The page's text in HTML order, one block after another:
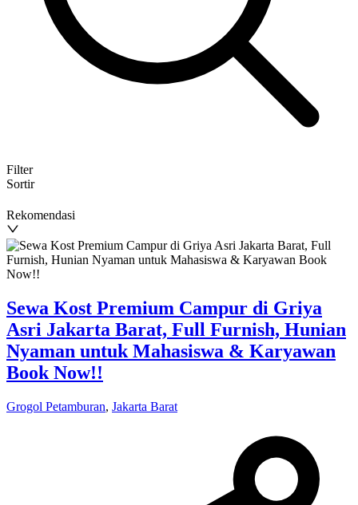
Filter
Sortir
Rekomendasi
Sewa Kost Premium Campur di Griya
Asri Jakarta Barat, Full Furnish, Hunian
Nyaman untuk Mahasiswa & Karyawan
Book Now!!
Grogol Petamburan, Jakarta Barat